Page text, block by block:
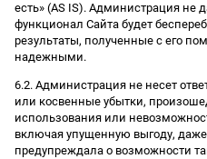
есть» (AS IS). Администрация не
функционал Сайта будет
результаты, полученные с его
надежными.
6.2. Администрация не несет
или косвенные убытки,
использования или
включая упущенную выгоду,
предупреждала о возможности